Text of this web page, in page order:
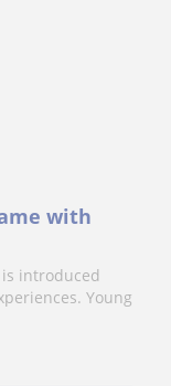
with
introduced
Young